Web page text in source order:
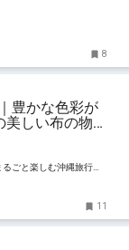
8
豊かな色彩が
しい布の物語
ごと楽しむ沖縄旅行ガ
11